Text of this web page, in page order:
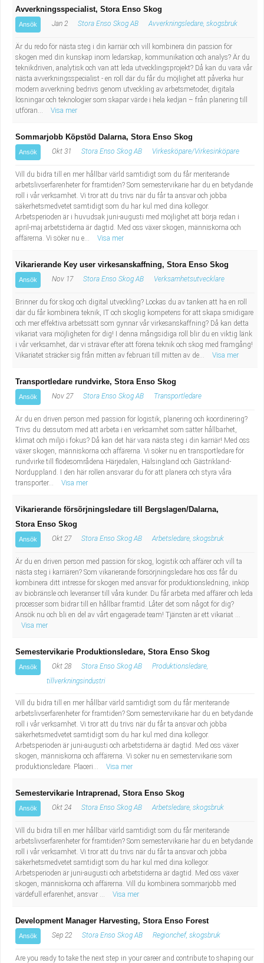
Bibliotekarie
Administrativ assistent
Lärare i gymnasiet
Avverkningsspecialist, Stora Enso Skog
Ansök Jan 2 Stora Enso Skog AB Avverkningsledare, skogsbruk
Är du redo för nästa steg i din karriär och vill kombinera din passion för
skogen med din kunskap inom ledarskap, kommunikation och analys? Är du
teknikdriven, analytisk och van att leda utvecklingsprojekt? Då kan du vara vår
nästa avverkningsspecialist - en roll där du får du möjlighet att påverka hur
modern avverkning bedrivs genom utveckling av arbetsmetoder, digitala
lösningar och teknologier som skapar värde i hela kedjan – från planering till
utföran...
Visa mer
Sommarjobb Köpstöd Dalarna, Stora Enso Skog
Ansök Okt 31 Stora Enso Skog AB Virkesköpare/Virkesinköpare
Vill du bidra till en mer hållbar värld samtidigt som du får meriterande
arbetslivserfarenheter för framtiden? Som semestervikarie har du en betydande
roll i vår verksamhet. Vi tror att du trivs när du får ta ansvar och jobba
säkerhetsmedvetet samtidigt som du har kul med dina kollegor.
Arbetsperioden är i huvudsak juni-augusti med möjlighet att börja redan i
april-maj arbetstiderna är dagtid. Med oss växer skogen, människorna och
affärerna. Vi söker nu e...
Visa mer
Vikarierande Key user virkesanskaffning, Stora Enso Skog
Ansök Nov 17 Stora Enso Skog AB Verksamhetsutvecklare
Brinner du för skog och digital utveckling? Lockas du av tanken att ha en roll
där du får kombinera teknik, IT och skoglig kompetens för att skapa smidigare
och mer effektiva arbetssätt som gynnar vår virkesanskaffning? Då kan detta
vikariat vara möjligheten för dig! I denna mångsidiga roll blir du en viktig länk
i vår verksamhet, där vi strävar efter att förena teknik och skog med framgång!
Vikariatet sträcker sig från mitten av februari till mitten av de...
Visa mer
Transportledare rundvirke, Stora Enso Skog
Ansök Nov 27 Stora Enso Skog AB Transportledare
Är du en driven person med passion för logistik, planering och koordinering?
Trivs du dessutom med att arbeta i en verksamhet som sätter hållbarhet,
klimat och miljö i fokus? Då kan det här vara nästa steg i din karriär! Med oss
växer skogen, människorna och affärerna. Vi söker nu en transportledare för
rundvirke till flödesområdena Härjedalen, Hälsingland och Gästrikland-
Norduppland. I den här rollen ansvarar du för att planera och styra våra
transporter...
Visa mer
Vikarierande försörjningsledare till Bergslagen/Dalarna,
Stora Enso Skog
Ansök Okt 27 Stora Enso Skog AB Arbetsledare, skogsbruk
Är du en driven person med passion för skog, logistik och affärer och vill ta
nästa steg i karriären? Som vikarierande försörjningsledare hos oss får du
kombinera ditt intresse för skogen med ansvar för produktionsledning, inköp
av biobränsle och leveranser till våra kunder. Du får arbeta med affärer och leda
processer som bidrar till en hållbar framtid. Låter det som något för dig?
Ansök nu och bli en del av vårt engagerade team! Tjänsten är ett vikariat ...
Visa mer
Semestervikarie Produktionsledare, Stora Enso Skog
Ansök Okt 28 Stora Enso Skog AB
Produktionsledare,
tillverkningsindustri
Vill du bidra till en mer hållbar värld samtidigt som du får meriterande
arbetslivserfarenheter för framtiden? Som semestervikarie har du en betydande
roll i vår verksamhet. Vi tror att du trivs när du får ta ansvar och jobba
säkerhetsmedvetet samtidigt som du har kul med dina kollegor.
Arbetsperioden är juni-augusti och arbetstiderna är dagtid. Med oss växer
skogen, människorna och affärerna. Vi söker nu en semestervikarie som
produktionsledare. Placeri...
Visa mer
Semestervikarie Intraprenad, Stora Enso Skog
Ansök Okt 24 Stora Enso Skog AB Arbetsledare, skogsbruk
Vill du bidra till en mer hållbar värld samtidigt som du får meriterande
arbetslivserfarenheter för framtiden? Som semestervikarie har du en betydande
roll i vår verksamhet. Vi tror att du trivs när du får ta ansvar och jobba
säkerhetsmedvetet samtidigt som du har kul med dina kollegor.
Arbetsperioden är juni-augusti och arbetstiderna är dagtid. Med oss växer
skogen, människorna och affärerna. Vill du kombinera sommarjobb med
värdefull erfarenhet, ansvar ...
Visa mer
Development Manager Harvesting, Stora Enso Forest
Ansök Sep 22 Stora Enso Skog AB Regionchef, skogsbruk
Are you ready to take the next step in your career and contribute to shaping our